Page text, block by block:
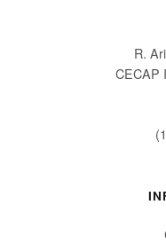
R.
CECAP